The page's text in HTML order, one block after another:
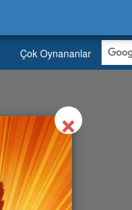
Çok Oynananlar
×